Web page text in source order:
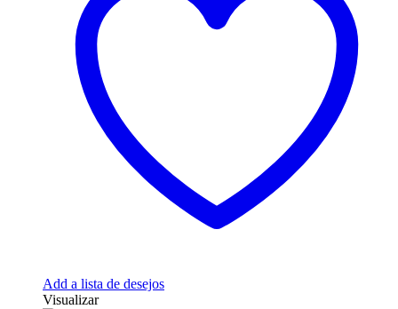
Add a lista de desejos
Visualizar